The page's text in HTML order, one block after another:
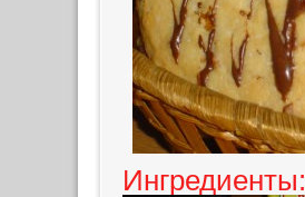
Ингредиенты: